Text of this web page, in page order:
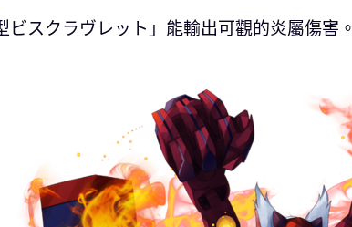
ビスクラヴレット」能輸出可觀的炎屬傷害。